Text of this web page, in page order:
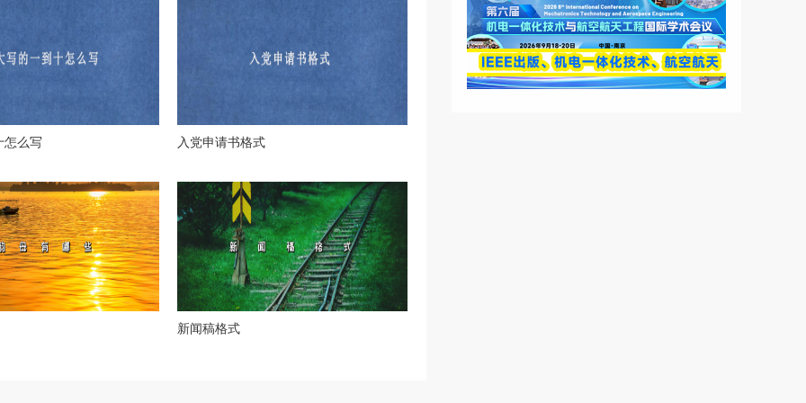
怎么写 入党申请书格式
新闻稿格式